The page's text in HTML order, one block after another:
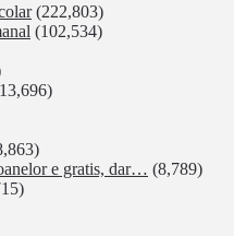
(222,803)
(102,534)
e gratis, dar… (8,789)